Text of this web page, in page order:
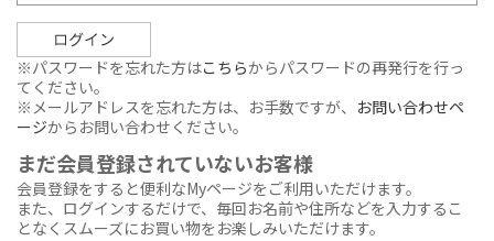
※パスワードを忘れた方はこちらからパスワードの再発行を行っ
てください。
※メールアドレスを忘れた方は、お手数ですが、 お問い合わせペ
ージからお問い合わせください。
まだ会員登録されていないお客様
会員登録をすると便利なMyページをご利用いただけます。
また、ログインするだけで、毎回お名前や住所などを入力するこ
となくスムーズにお買い物をお楽しみいただけます。